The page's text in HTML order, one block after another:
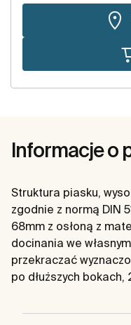
Informacje o
Struktura piasku,
zgodnie z normą DIN
68mm z osłoną z
docinania we
przekraczać
po dłuższych